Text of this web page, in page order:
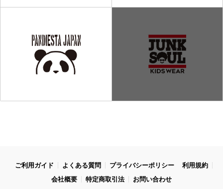
ご利用ガイド よくある質問 プライバシーポリシー
利用規約
会社概要
特定商取引法 お問い合わせ